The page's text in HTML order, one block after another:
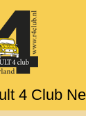
4 Club